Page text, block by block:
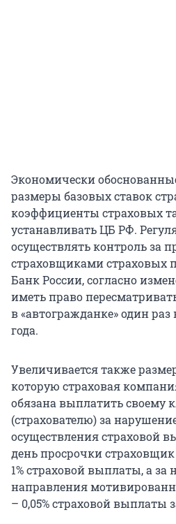
Экономически
размеры базовых ставок
коэффициенты страховых
устанавливать ЦБ РФ.
осуществлять контроль за
страховщиками страховых
Банк России, согласно
иметь право
в «автогражданке» один раз
года.
Увеличивается также
которую страховая
обязана выплатить своему
(страхователю) за
осуществления страховой
день просрочки
1% страховой выплаты, а за
направления
– 0,05% страховой выплаты